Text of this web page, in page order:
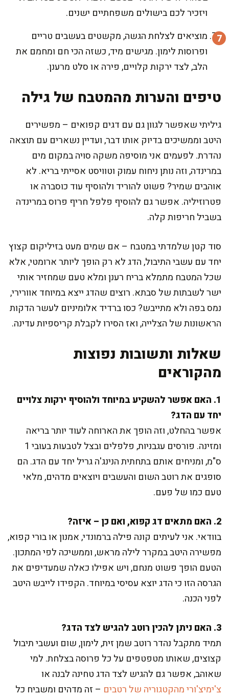
ויזכיר לכם בישולים משפחתיים ישנים.
מוציאים לצלחת הגשה, מקשטים בעשבים טריים
ופרוסות לימון. מגישים מיד, כשזה הכי חם ומחמם את
הלב, לצד ירקות קלויים, פירה או סלט מרענן.
טיפים והערות מהמטבח של גילה
גיליתי שאפשר לגוון גם עם דגים קפואים – מפשירים
היטב וממשיכים בדיוק אותו דבר, ועדיין נשארים עם תוצאה
נהדרת. לפעמים אני מוסיפה משקה סויה במקום מים
במרינדה, וזה נותן ניחוח עמוק וטוויסט אסייתי בריא. לא
אוהבים שמיר? פשוט להוריד ולהוסיף עוד כוסברה או
פטרוזיליה. אפשר גם להוסיף פלפל חריף פרוס במרינדה
בשביל חריפות קלה.
סוד קטן שלמדתי במטבח – אם שמים מעט בזיליקום קצוץ
יחד עם עשבי התיבול, הדג לא רק הופך ליותר ארומטי, אלא
שכל המטבח מתמלא בריח רענן ומלא טעם שמחזיר אותי
ישר לשבתות של סבתא. רוצים שהדג ייצא במיוחד אוורירי,
נמס בפה ולא מתייבש? כסו ברדיד אלומיניום לעשר הדקות
הראשונות של הצלייה, ואז הסירו לקבלת קריספיות עדינה.
שאלות ותשובות נפוצות
מהקוראים
1. האם אפשר להשקיע במיוחד ולהוסיף ירקות צלויים
יחד עם הדג?
אפשר בהחלט, וזה הופך את הארוחה לעוד יותר בריאה
ומזינה. פורסים עגבניות, פלפלים ובצל לטבעות בעובי 1
ס"מ, ומניחים אותם בתחתית הנינג'ה גריל יחד עם הדג. הם
סופגים את רוטב השום והעשבים ויוצאים מדהים, מלאי
טעם כמו של פעם.
2. האם מתאים דג קפוא, ואם כן – איזה?
בוודאי. אני לעיתים קונה פילה ברמונדי, אמנון או בורי קפוא,
מפשירה היטב במקרר לילה מראש, וממשיכה לפי המתכון.
הטעם הופך פשוט מנחם, ויש אפילו כאלה שמעדיפים את
הגרסה הזו כי הדג יוצא עסיסי במיוחד. הקפידו לייבש היטב
לפני הכנה.
3. האם ניתן להכין רוטב להגיש לצד הדג?
תמיד מתקבל נהדר רוטב שמן זית, לימון, שום ועשבי תיבול
קצוצים, שאותו מטפטפים על כל פרוסה בצלחת. למי
שאוהב, אפשר גם להגיש לצד הדג טחינה לבנה או
צ'ימיצ'ורי מהקטגוריה של רטבים – זה מדהים ומשביח כל